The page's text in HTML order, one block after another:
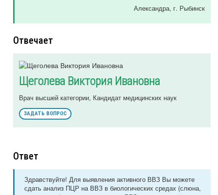
Александра, г. Рыбинск
Отвечает
Щеголева Виктория Ивановна
Врач высшей категории, Кандидат медицинских наук
ЗАДАТЬ ВОПРОС
Ответ
Здравствуйте! Для выявления активного ВВЗ Вы можете
сдать анализ ПЦР на ВВЗ в биологических средах (слюна,